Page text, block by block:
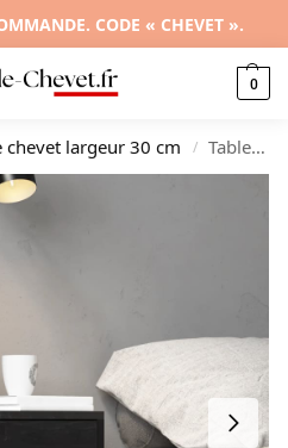
CODE « CHEVET ».
0
chevet largeur 30 cm / Table de chevet pin noir moderne industriel connecté, 36x30x45cm